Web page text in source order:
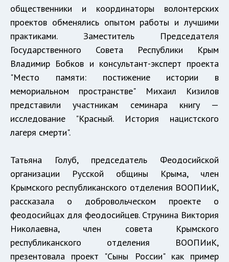
общественники и координаторы волонтерских
проектов обменялись опытом работы и лучшими
практиками. Заместитель Председателя
Государственного Совета Республики Крым
Владимир Бобков и консультант-эксперт проекта
"Место памяти: постижение истории в
мемориальном пространстве" Михаил Кизилов
представили участникам семинара книгу —
исследование "Красный. История нацистского
лагеря смерти".
Татьяна Голуб, председатель Феодосийской
организации Русской общины Крыма, член
Крымского республиканского отделения ВООПИиК,
рассказала о добровольческом проекте о
феодосийцах для феодосийцев. Струнина Виктория
Николаевна, член совета Крымского
республиканского отделения ВООПИиК,
презентовала проект "Сыны России" как пример